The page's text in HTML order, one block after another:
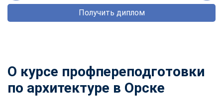
Получить диплом
О курсе профпереподготовки
по архитектуре в Орске